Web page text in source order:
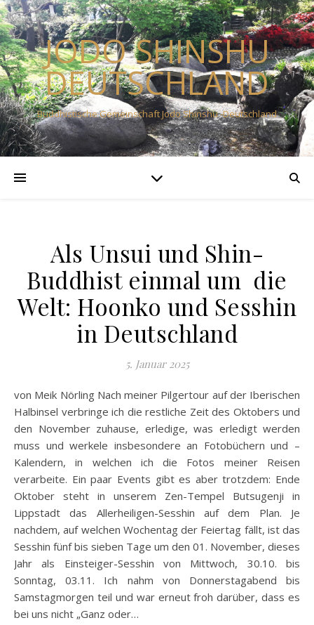
JODO SHINSHU
DEUTSCHLAND
Buddhistische Gemeinschaft Jodo Shinshu -Deutschland
Als Unsui und Shin-
Buddhist einmal um die
Welt: Hoonko und Sesshin
in Deutschland
5. Januar 2025
von Meik Nörling Nach meiner Pilgertour auf der Iberischen
Halbinsel verbringe ich die restliche Zeit des Oktobers und
den November zuhause, erledige, was erledigt werden
muss und werkele insbesondere an Fotobüchern und –
Kalendern, in welchen ich die Fotos meiner Reisen
verarbeite. Ein paar Events gibt es aber trotzdem: Ende
Oktober steht in unserem Zen-Tempel Butsugenji in
Lippstadt das Allerheiligen-Sesshin auf dem Plan. Je
nachdem, auf welchen Wochentag der Feiertag fällt, ist das
Sesshin fünf bis sieben Tage um den 01. November, dieses
Jahr als Einsteiger-Sesshin von Mittwoch, 30.10. bis
Sonntag, 03.11. Ich nahm von Donnerstagabend bis
Samstagmorgen teil und war erneut froh darüber, dass es
bei uns nicht „Ganz oder…